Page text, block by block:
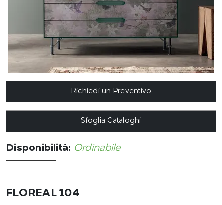
Richiedi un Preventivo
Sfoglia Cataloghi
Disponibilità: Ordinabile
FLOREAL 104